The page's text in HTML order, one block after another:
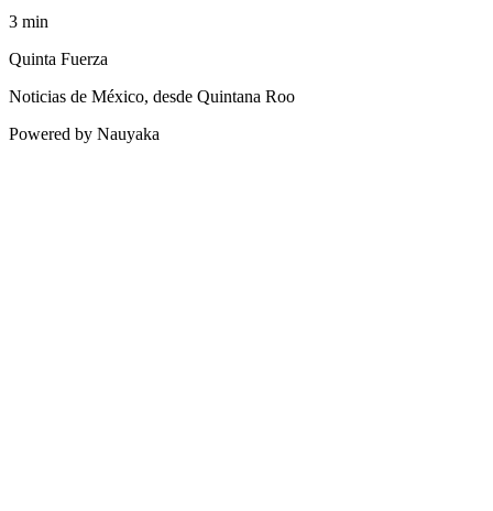
3 min
Quinta Fuerza
Noticias de México, desde Quintana Roo
Powered by Nauyaka